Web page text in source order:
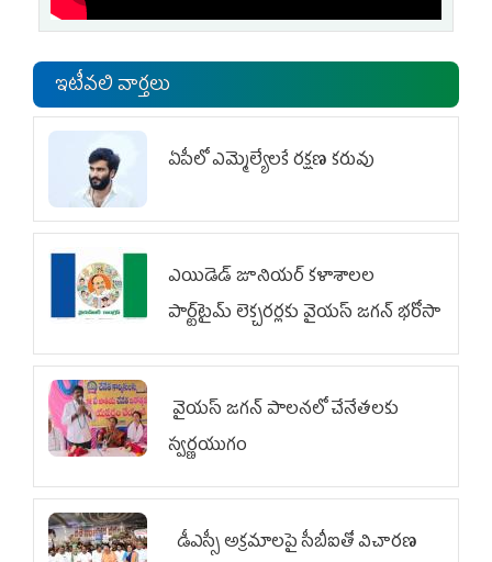
ఇటీవలి వార్తలు
ఏపీలో ఎమ్మెల్యేల‌కే ర‌క్ష‌ణ క‌రువు
ఎయిడెడ్‌ జూనియర్‌ కళాశాలల
పార్ట్‌టైమ్‌ లెక్చరర్లకు వైయ‌స్ జగన్ భరోసా
వైయ‌స్ జగన్ పాలనలో చేనేతలకు
స్వర్ణయుగం
డీఎస్సీ అక్రమాలపై సీబీఐతో విచారణ